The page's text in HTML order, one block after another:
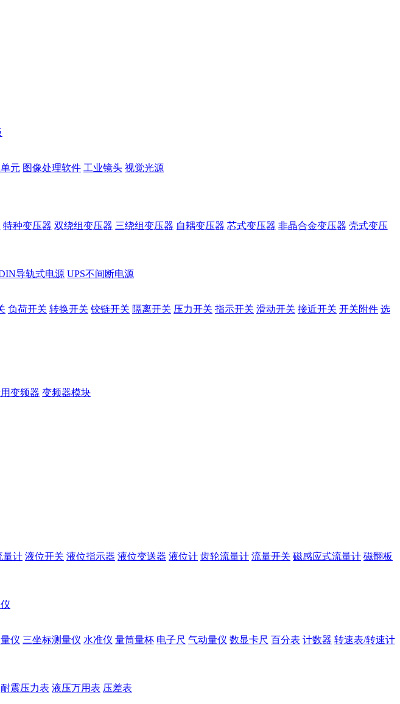
元 图像处理软件 工业镜头 视觉光源
特种变压器 双绕组变压器 三绕组变压器 自耦变压器 芯式变压器 非晶合金变压器 壳式变压
导轨式电源 UPS不间断电源
负荷开关 转换开关 铰链开关 隔离开关 压力开关 指示开关 滑动开关 接近开关 开关附件 选
变频器 变频器模块
量计 液位开关 液位指示器 液位变送器 液位计 齿轮流量计 流量开关 磁感应式流量计 磁翻板
仪 三坐标测量仪 水准仪 量筒量杯 电子尺 气动量仪 数显卡尺 百分表 计数器 转速表/转速计
耐震压力表 液压万用表 压差表